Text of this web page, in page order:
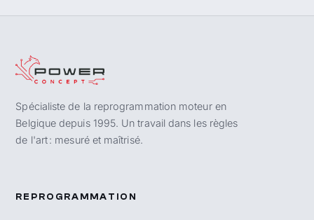
Spécialiste de la reprogrammation moteur en
Belgique depuis 1995. Un travail dans les règles
de l'art : mesuré et maîtrisé.
REPROGRAMMATION